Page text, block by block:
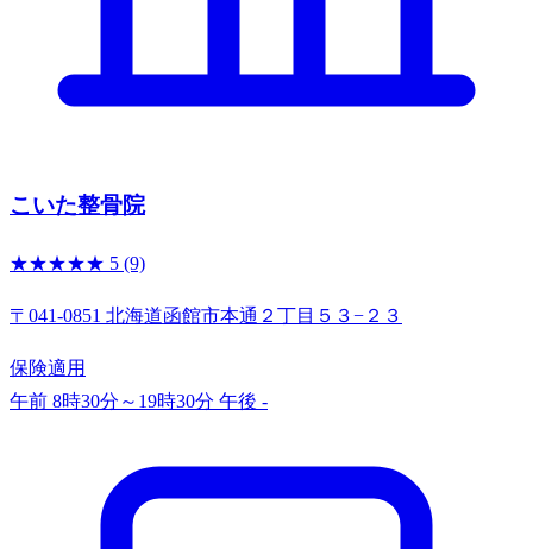
こいた整骨院
★★★★★ 5 (9)
〒041-0851 北海道函館市本通２丁目５３−２３
保険適用
午前 8時30分～19時30分 午後 -